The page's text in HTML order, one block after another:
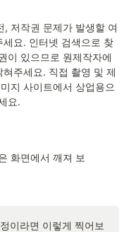
저작권 문제가 발생할 여
요. 인터넷 검색으로 찾
이 있으므로 원제작자에
주세요. 직접 촬영 및 제
지 사이트에서 상업용으
요.
이라면 이렇게 찍어보